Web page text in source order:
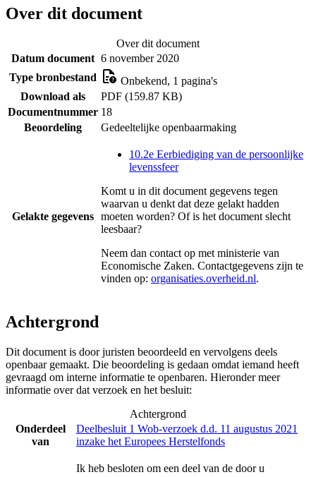
Over dit document
Over dit document
Datum document 6 november 2020
Type bronbestand
Onbekend, 1 pagina's
Download als
PDF (159.87 KB)
Documentnummer 18
Beoordeling
Gedeeltelijke openbaarmaking
Gelakte gegevens
10.2e Eerbiediging van de persoonlijke
levenssfeer
Komt u in dit document gegevens tegen
waarvan u denkt dat deze gelakt hadden
moeten worden? Of is het document slecht
leesbaar?
Neem dan contact op met ministerie van
Economische Zaken. Contactgegevens zijn te
vinden op: organisaties.overheid.nl.
Achtergrond
Dit document is door juristen beoordeeld en vervolgens deels
openbaar gemaakt. Die beoordeling is gedaan omdat iemand heeft
gevraagd om interne informatie te openbaren. Hieronder meer
informatie over dat verzoek en het besluit:
Achtergrond
Onderdeel
van
Deelbesluit 1 Wob-verzoek d.d. 11 augustus 2021
inzake het Europees Herstelfonds
Ik heb besloten om een deel van de door u